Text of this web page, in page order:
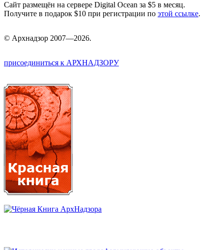
Сайт размещён на сервере Digital Ocean за $5 в месяц.
Получите в подарок $10 при регистрации по этой ссылке.
© Архнадзор 2007—2026.
присоединиться к АРХНАДЗОРУ